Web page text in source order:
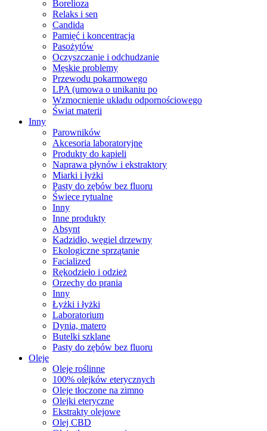
Borelioza
Relaks i sen
Candida
Pamięć i koncentracja
Pasożytów
Oczyszczanie i odchudzanie
Męskie problemy
Przewodu pokarmowego
LPA (umowa o unikaniu po
Wzmocnienie układu odpornościowego
Świat materii
Inny
Parowników
Akcesoria laboratoryjne
Produkty do kąpieli
Naprawa płynów i ekstraktory
Miarki i łyżki
Pasty do zębów bez fluoru
Świece rytualne
Inny
Inne produkty
Absynt
Kadzidło, węgiel drzewny
Ekologiczne sprzątanie
Facialized
Rękodzieło i odzież
Orzechy do prania
Inny
Łyżki i łyżki
Laboratorium
Dynia, matero
Butelki szklane
Pasty do zębów bez fluoru
Oleje
Oleje roślinne
100% olejków eterycznych
Oleje tłoczone na zimno
Olejki eteryczne
Ekstrakty olejowe
Olej CBD